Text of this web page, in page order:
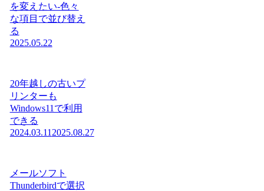
を変えたい-色々
な項目で並び替え
る
2025.05.22
20年越しの古いプ
リンターも
Windows11で利用
できる
2024.03.11 2025.08.27
メールソフト
Thunderbirdで選択